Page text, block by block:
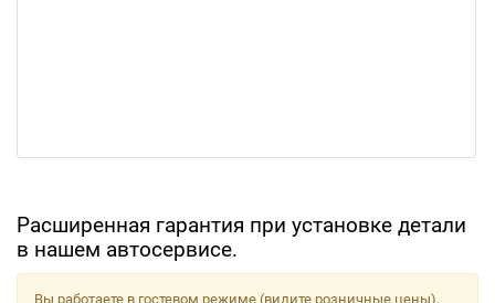
Расширенная гарантия при установке детали
в нашем автосервисе.
Вы работаете в гостевом режиме (видите розничные цены).